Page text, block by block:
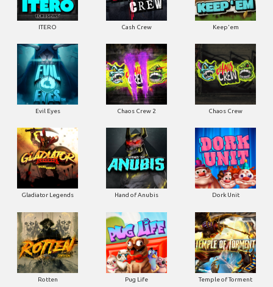
ITERO Cash Crew Keep'em
Evil Eyes Chaos Crew 2 Chaos Crew
Gladiator Legends Hand of Anubis Dork Unit
Rotten Pug Life Temple of Torment